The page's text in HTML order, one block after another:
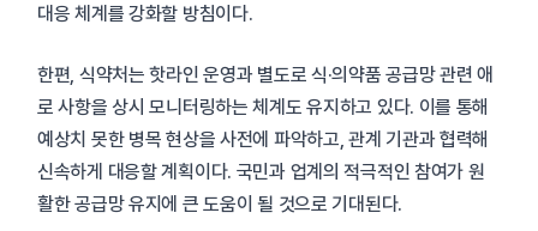
대응 체계를 강화할 방침이다.
한편, 식약처는 핫라인 운영과 별도로 식·의약품 공급망 관련 애
로 사항을 상시 모니터링하는 체계도 유지하고 있다. 이를 통해
예상치 못한 병목 현상을 사전에 파악하고, 관계 기관과 협력해
신속하게 대응할 계획이다. 국민과 업계의 적극적인 참여가 원
활한 공급망 유지에 큰 도움이 될 것으로 기대된다.